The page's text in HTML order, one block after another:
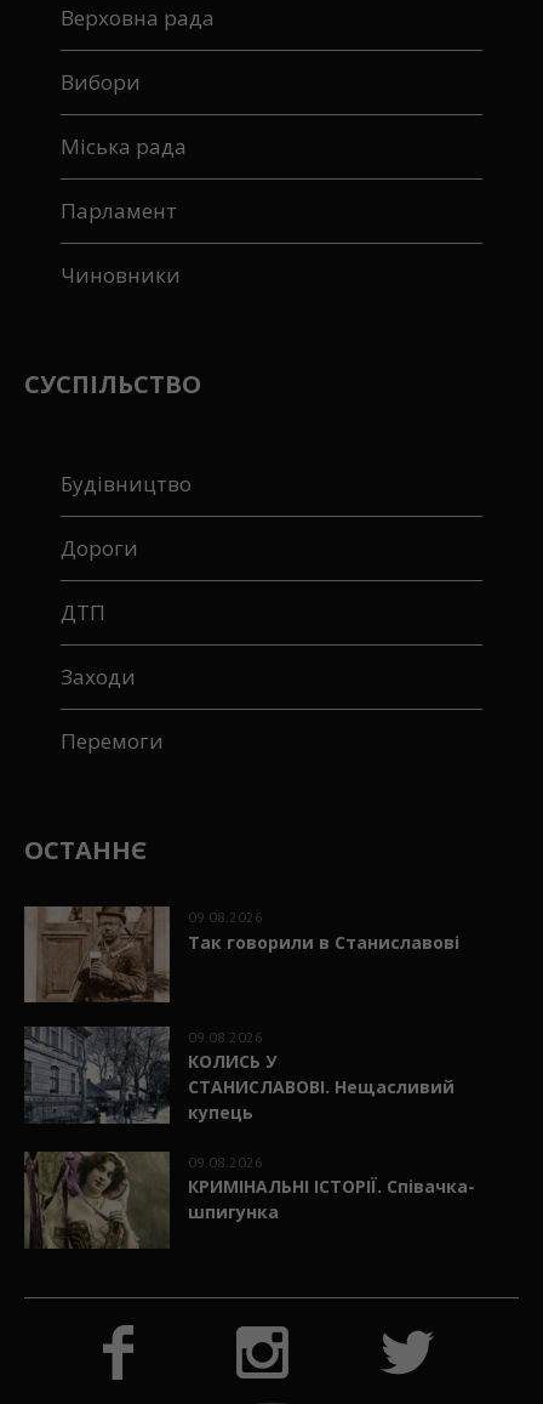
Верховна рада
Вибори
Міська рада
Парламент
Чиновники
СУСПІЛЬСТВО
Будівництво
Дороги
ДТП
Заходи
Перемоги
ОСТАННЄ
09.08.2026
Так говорили в Станиславові
09.08.2026
КОЛИСЬ У
СТАНИСЛАВОВІ. Нещасливий
купець
09.08.2026
КРИМІНАЛЬНІ ІСТОРІЇ. Співачка-
шпигунка